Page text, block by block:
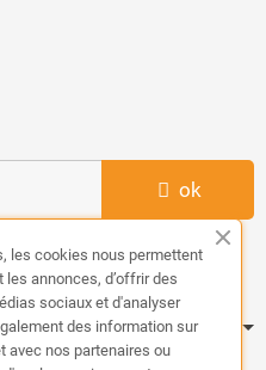
ok
Vous trouverez pour cela nos
d'utilisation du site.
les cookies nous permettent
annonces, d’offrir des
sociaux et d'analyser
des information sur
avec nos partenaires ou